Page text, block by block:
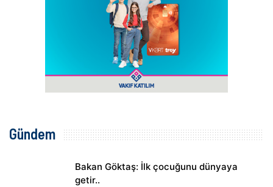
Gündem
Bakan Göktaş: İlk çocuğunu dünyaya
getir..